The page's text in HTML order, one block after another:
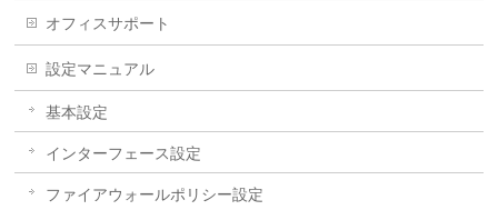
オフィスサポート
設定マニュアル
基本設定
インターフェース設定
ファイアウォールポリシー設定